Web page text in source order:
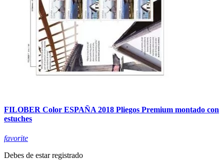
FILOBER Color ESPAÑA 2018 Pliegos Premium montado con
estuches
favorite
Debes de estar registrado